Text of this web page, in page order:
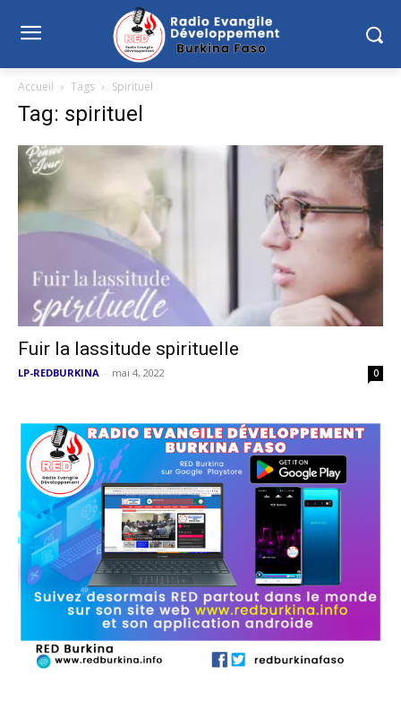
Accueil Tags Spirituel
Tag: spirituel
Fuir la lassitude spirituelle
LP-REDBURKINA - mai 4, 2022 0